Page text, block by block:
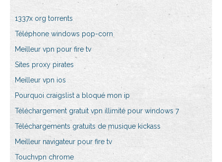
1337x org torrents
Téléphone windows pop-corn
Meilleur vpn pour fire tv
Sites proxy pirates
Meilleur vpn ios
Pourquoi craigslist a bloqué mon ip
Téléchargement gratuit vpn illimité pour windows 7
Téléchargements gratuits de musique kickass
Meilleur navigateur pour fire tv
Touchvpn chrome